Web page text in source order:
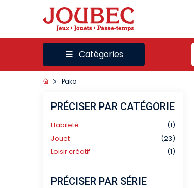
Catégories
Pakö
PRÉCISER PAR CATÉGORIE
Habileté
(1)
Jouet
(23)
Loisir créatif
(1)
PRÉCISER PAR SÉRIE